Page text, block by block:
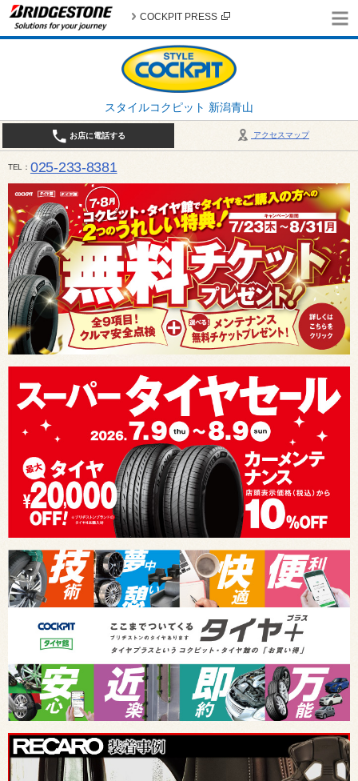
スタイルコクピット 新潟青山
COCKPIT PRESS
アクセスマップ
お店に電話する
TEL 025-233-8381
営業時間は10:00～18:30 作業、商談受付は10:00〜18:00です。 / 定休日：2026年 8月のお休み
（日曜日）、19日（水曜日）26日（水曜日）